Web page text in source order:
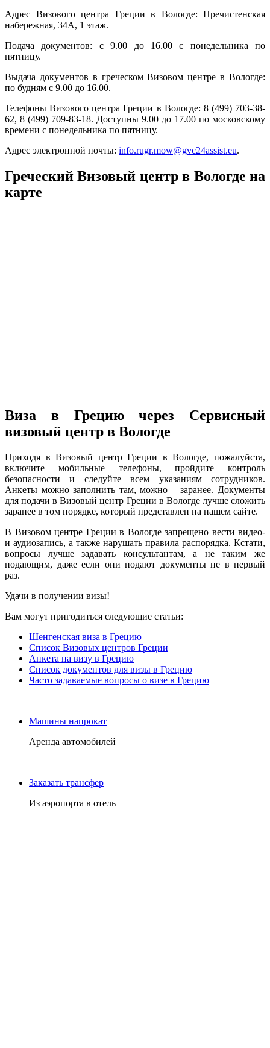
Адрес Визового центра Греции в Вологде: Пречистенская
набережная, 34А, 1 этаж.
Подача документов: с 9.00 до 16.00 с понедельника по
пятницу.
Выдача документов в греческом Визовом центре в Вологде:
по будням с 9.00 до 16.00.
Телефоны Визового центра Греции в Вологде: 8 (499) 703-38-
62, 8 (499) 709-83-18. Доступны 9.00 до 17.00 по московскому
времени с понедельника по пятницу.
Адрес электронной почты: info.rugr.mow@gvc24assist.eu.
Греческий Визовый центр в Вологде на
карте
Виза в Грецию через Сервисный
визовый центр в Вологде
Приходя в Визовый центр Греции в Вологде, пожалуйста,
включите мобильные телефоны, пройдите контроль
безопасности и следуйте всем указаниям сотрудников.
Анкеты можно заполнить там, можно – заранее. Документы
для подачи в Визовый центр Греции в Вологде лучше сложить
заранее в том порядке, который представлен на нашем сайте.
В Визовом центре Греции в Вологде запрещено вести видео-
и аудиозапись, а также нарушать правила распорядка. Кстати,
вопросы лучше задавать консультантам, а не таким же
подающим, даже если они подают документы не в первый
раз.
Удачи в получении визы!
Вам могут пригодиться следующие статьи:
Шенгенская виза в Грецию
Список Визовых центров Греции
Анкета на визу в Грецию
Список документов для визы в Грецию
Часто задаваемые вопросы о визе в Грецию
Машины напрокат
Аренда автомобилей
Заказать трансфер
Из аэропорта в отель